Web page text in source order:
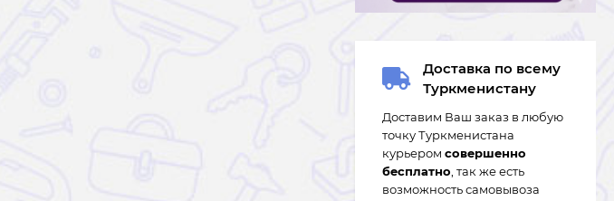
Доставка по всему
Туркменистану
Доставим Ваш заказ в любую
точку Туркменистана
курьером совершенно
бесплатно , так же есть
возможность самовывоза